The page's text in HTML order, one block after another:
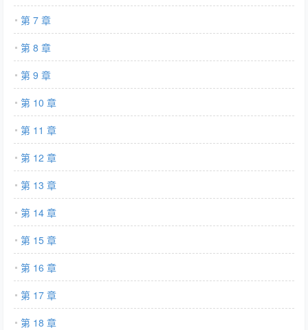
第 7 章
第 8 章
第 9 章
第 10 章
第 11 章
第 12 章
第 13 章
第 14 章
第 15 章
第 16 章
第 17 章
第 18 章